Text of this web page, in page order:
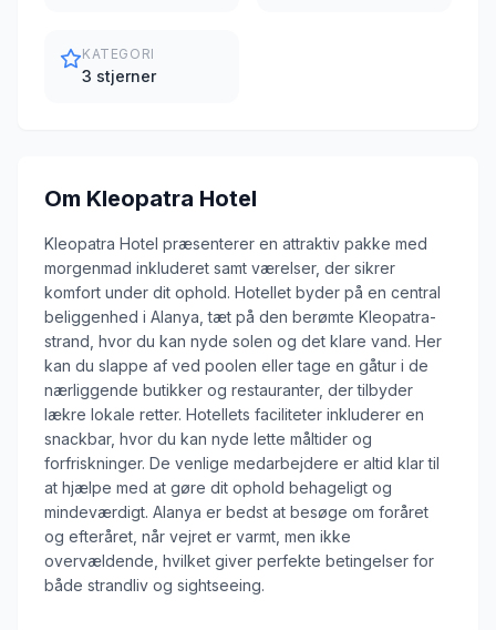
KATEGORI
3 stjerner
Om Kleopatra Hotel
Kleopatra Hotel præsenterer en attraktiv pakke med
morgenmad inkluderet samt værelser, der sikrer
komfort under dit ophold. Hotellet byder på en central
beliggenhed i Alanya, tæt på den berømte Kleopatra-
strand, hvor du kan nyde solen og det klare vand. Her
kan du slappe af ved poolen eller tage en gåtur i de
nærliggende butikker og restauranter, der tilbyder
lækre lokale retter. Hotellets faciliteter inkluderer en
snackbar, hvor du kan nyde lette måltider og
forfriskninger. De venlige medarbejdere er altid klar til
at hjælpe med at gøre dit ophold behageligt og
mindeværdigt. Alanya er bedst at besøge om foråret
og efteråret, når vejret er varmt, men ikke
overvældende, hvilket giver perfekte betingelser for
både strandliv og sightseeing.